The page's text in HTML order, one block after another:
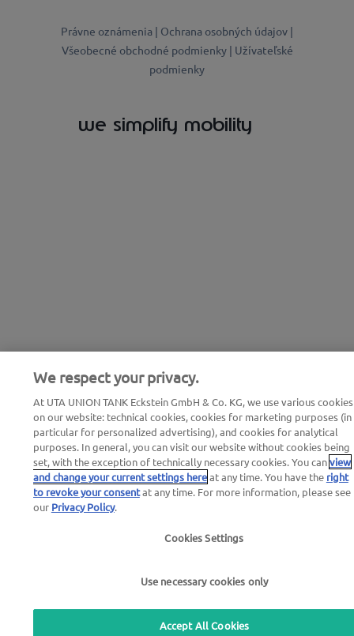
Právne oznámenia | Ochrana osobných údajov |
Všeobecné obchodné podmienky | Užívateľské
podmienky
we simplify mobility
We respect your privacy.
At UTA UNION TANK Eckstein GmbH & Co. KG, we use various cookies
on our website: technical cookies, cookies for marketing purposes (in
particular for personalized advertising), and cookies for analytical
purposes. In general, you can visit our website without cookies being
set, with the exception of technically necessary cookies. You canview
and change your current settings hereat any time. You have the right
to revoke your consentat any time. For more information, please see
our Privacy Policy.
Cookies Settings
Use necessary cookies only
Accept All Cookies